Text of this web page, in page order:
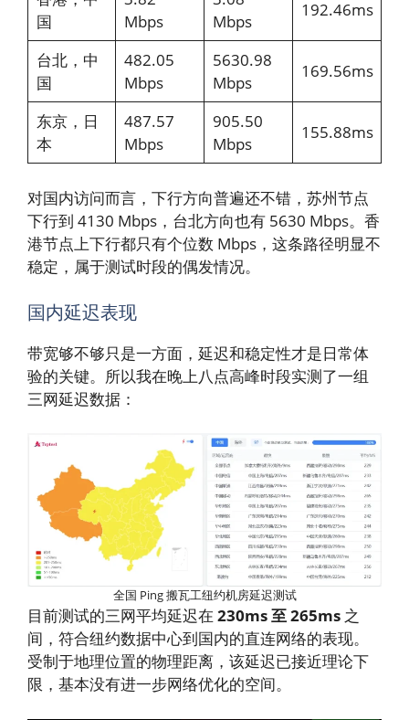
国
Mbps
Mbps
192.46ms
台北，中
国
482.05
Mbps
5630.98
Mbps
169.56ms
东京，日
本
487.57
Mbps
905.50
Mbps
155.88ms
对国内访问而言，下行方向普遍还不错，苏州节点
下行到 4130 Mbps，台北方向也有 5630 Mbps。香
港节点上下行都只有个位数 Mbps，这条路径明显不
稳定，属于测试时段的偶发情况。
国内延迟表现
带宽够不够只是一方面，延迟和稳定性才是日常体
验的关键。所以我在晚上八点高峰时段实测了一组
三网延迟数据：
全国 Ping 搬瓦工纽约机房延迟测试
目前测试的三网平均延迟在 230ms 至 265ms 之
间，符合纽约数据中心到国内的直连网络的表现。
受制于地理位置的物理距离，该延迟已接近理论下
限，基本没有进一步网络优化的空间。